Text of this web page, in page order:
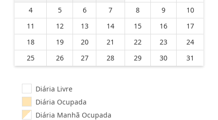
4
5 6 7 8 9
10
11
12 13 14 15 16
17
18
19 20 21 22 23
24
25
26 27 28 29 30 31
Diária Livre
Diária Ocupada
Diária Manhã Ocupada